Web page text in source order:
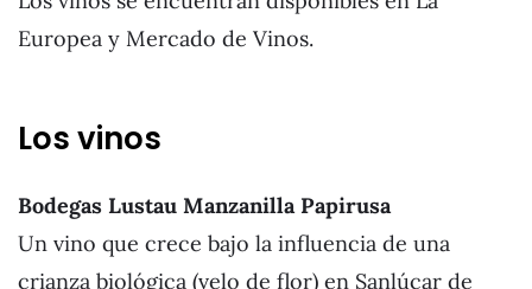
Europea y Mercado de Vinos.
Los vinos
Bodegas Lustau Manzanilla Papirusa
Un vino que crece bajo la influencia de una
crianza biológica (velo de flor) en Sanlúcar de